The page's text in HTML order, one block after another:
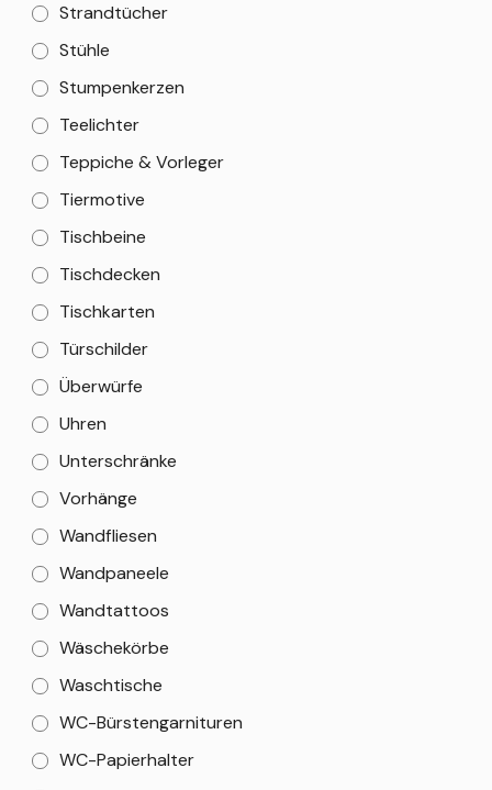
Strandtücher
Stühle
Stumpenkerzen
Teelichter
Teppiche & Vorleger
Tiermotive
Tischbeine
Tischdecken
Tischkarten
Türschilder
Überwürfe
Uhren
Unterschränke
Vorhänge
Wandfliesen
Wandpaneele
Wandtattoos
Wäschekörbe
Waschtische
WC-Bürstengarnituren
WC-Papierhalter